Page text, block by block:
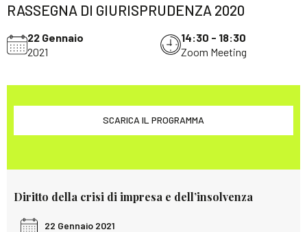
RASSEGNA DI GIURISPRUDENZA 2020
22 Gennaio
2021
14:30 - 18:30
Zoom Meeting
SCARICA IL PROGRAMMA
Diritto della crisi di impresa e dell’insolvenza
22 Gennaio 2021